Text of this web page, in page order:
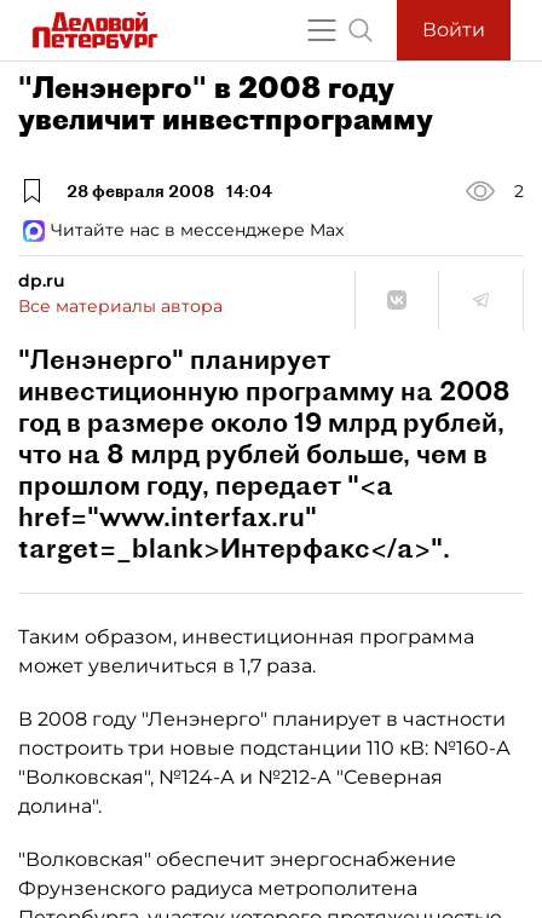
Войти
"Ленэнерго" в 2008 году
увеличит инвестпрограмму
28 февраля 2008 14:04
2
Читайте нас в мессенджере Max
dp.ru
Все материалы автора
"Ленэнерго" планирует
инвестиционную программу на 2008
год в размере около 19 млрд рублей,
что на 8 млрд рублей больше, чем в
прошлом году, передает "<a
href="www.interfax.ru"
target=_blank>Интерфакс</a>".
Таким образом, инвестиционная программа
может увеличиться в 1,7 раза.
В 2008 году "Ленэнерго" планирует в частности
построить три новые подстанции 110 кВ: №160-А
"Волковская", №124-А и №212-А "Северная
долина".
"Волковская" обеспечит энергоснабжение
Фрунзенского радиуса метрополитена